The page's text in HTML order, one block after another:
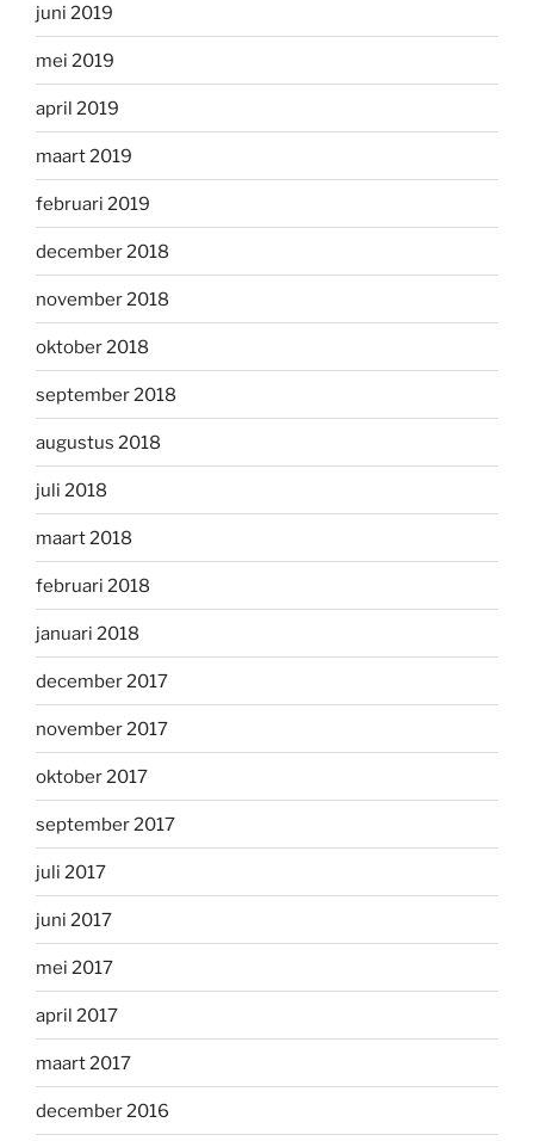
juni 2019
mei 2019
april 2019
maart 2019
februari 2019
december 2018
november 2018
oktober 2018
september 2018
augustus 2018
juli 2018
maart 2018
februari 2018
januari 2018
december 2017
november 2017
oktober 2017
september 2017
juli 2017
juni 2017
mei 2017
april 2017
maart 2017
december 2016